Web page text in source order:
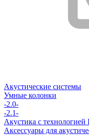
Акустические системы
Умные колонки
-2.0-
-2.1-
Акустика с технологией
Аксессуары для